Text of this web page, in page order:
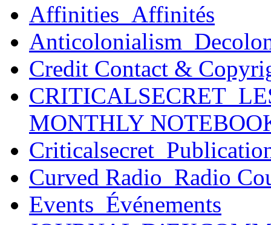
Affinities_Affinités
Credit Contact &
MONTHLY
Curved Radio_Radio
Events_Événements